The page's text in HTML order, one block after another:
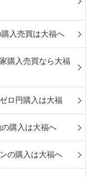
入売買は大福へ
購入売買なら大福
ロ円購入は大福
購入は大福へ
の購入は大福へ